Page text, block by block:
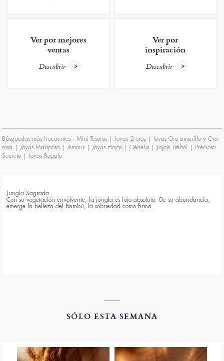
Ver por mejores
ventas
Descubrir
Ver por
inspiración
Descubrir
Búsquedas más frecuentes :Mini Tesoros | Joyas 2 oros | Joyas Oro amarillo y Oro
rosa | Joyas Mariposa |Amour | Joyas Hojas |Génesis | Joyas Trébol | Precioso
Secreto | Joyas Regalo
Jungla Sagrada
Con su vegetación envolvente, la jungla es lujo absoluto. De su abundancia,
emerge la belleza del bambú, la sobriedad como firma.
SÓLO ESTA SEMANA